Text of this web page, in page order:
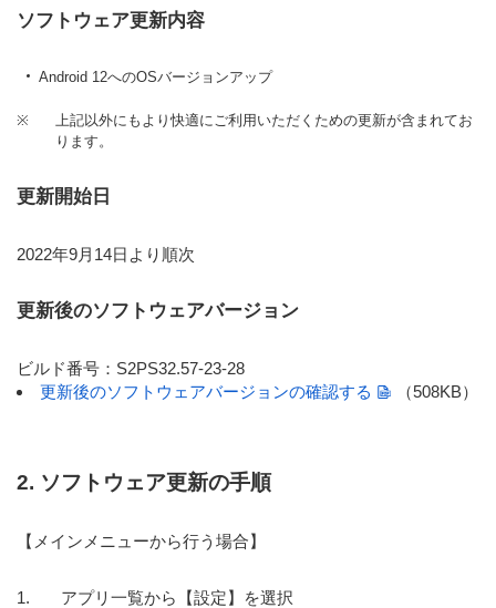
ソフトウェア更新内容
Android 12へのOSバージョンアップ
※
上記以外にもより快適にご利用いただくための更新が含まれてお
ります。
更新開始日
2022年9月14日より順次
更新後のソフトウェアバージョン
ビルド番号：S2PS32.57-23-28
更新後のソフトウェアバージョンの確認する
（508KB）
2. ソフトウェア更新の手順
【メインメニューから行う場合】
アプリ一覧から【設定】を選択